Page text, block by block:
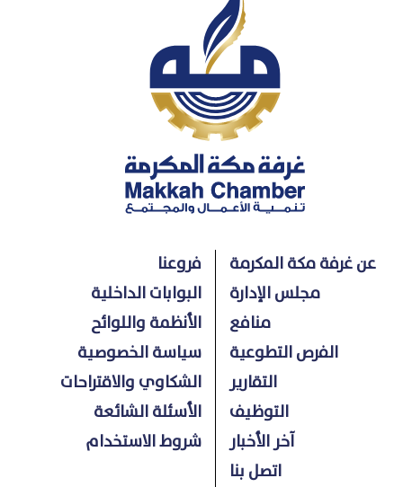
عن غرفة مكة المكرمة
مجلس الإدارة
منافع
الفرص التطوعية
التقارير
التوظيف
آخر الأخبار
اتصل بنا
فروعنا
البوابات الداخلية
الأنظمة واللوائح
سياسة الخصوصية
الشكاوي والاقتراحات
الأسئلة الشائعة
شروط الاستخدام